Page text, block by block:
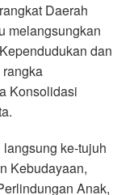
Daerah
melangsungkan
dan
Konsolidasi
ke-tujuh
Kebudayaan,
Anak,